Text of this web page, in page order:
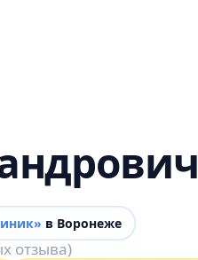
в Воронеже
отзыва)